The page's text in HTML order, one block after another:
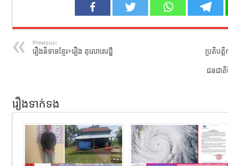
Previous:
រឿងនិទានខ្មែរ÷រឿង តុលោ​សេដ្ឋី ប្រតិបត្
ជនជា
រឿងទាក់ទង